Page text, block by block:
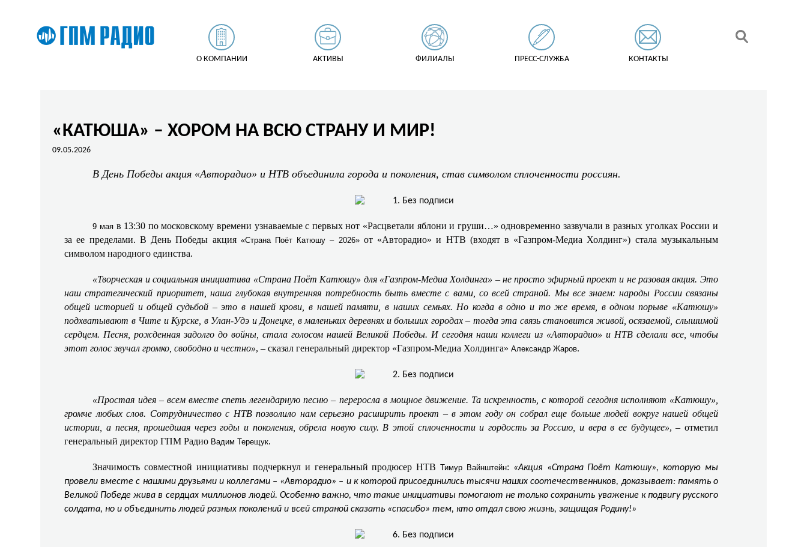
О КОМПАНИИ АКТИВЫ ФИЛИАЛЫ ПРЕСС-СЛУЖБА КОНТАКТЫ
«КАТЮША» – ХОРОМ НА ВСЮ СТРАНУ И МИР!
09.05.2026
В День Победы акция «Авторадио» и НТВ объединила города и поколения, став символом сплоченности россиян.
9 мая в 13:30 по московскому времени узнаваемые с первых нот «Расцветали яблони и груши…» одновременно зазвучали в разных уголках России и
за ее пределами. В День Победы акция «Страна Поёт Катюшу – 2026»от «Авторадио» и НТВ (входят в «Газпром-Медиа Холдинг») стала музыкальным
символом народного единства.
«Творческая и социальная инициатива «Страна Поёт Катюшу» для «Газпром-Медиа Холдинга» – не просто эфирный проект и не разовая акция. Это
наш стратегический приоритет, наша глубокая внутренняя потребность быть вместе с вами, со всей страной. Мы все знаем: народы России связаны
общей историей и общей судьбой – это в нашей крови, в нашей памяти, в наших семьях. Но когда в одно и то же время, в одном порыве «Катюшу»
подхватывают в Чите и Курске, в Улан-Удэ и Донецке, в маленьких деревнях и больших городах – тогда эта связь становится живой, осязаемой, слышимой
сердцем. Песня, рожденная задолго до войны, стала голосом нашей Великой Победы. И сегодня наши коллеги из «Авторадио» и НТВ сделали все, чтобы
этот голос звучал громко, свободно и честно», – сказал генеральный директор «Газпром-Медиа Холдинга»Александр Жаров.
«Простая идея – всем вместе спеть легендарную песню – переросла в мощное движение. Та искренность, с которой сегодня исполняют «Катюшу»,
громче любых слов. Сотрудничество с НТВ позволило нам серьезно расширить проект – в этом году он собрал еще больше людей вокруг нашей общей
истории, а песня, прошедшая через годы и поколения, обрела новую силу. В этой сплоченности и гордость за Россию, и вера в ее будущее», – отметил
генеральный директор ГПМ Радио Вадим Терещук.
Значимость совместной инициативы подчеркнул и генеральный продюсер НТВТимур Вайнштейн: «Акция «Страна Поёт Катюшу», которую мы
провели вместе с нашими друзьями и коллегами – «Авторадио» – и к которой присоединились тысячи наших соотечественников, доказывает: память о
Великой Победе жива в сердцах миллионов людей. Особенно важно, что такие инициативы помогают не только сохранить уважение к подвигу русского
солдата, но и объединить людей разных поколений и всей страной сказать «спасибо» тем, кто отдал свою жизнь, защищая Родину!»